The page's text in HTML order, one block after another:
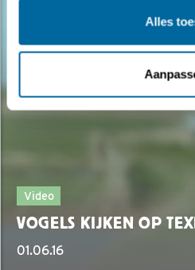
Alles
Video
VOGELS KIJKEN OP
01.06.16